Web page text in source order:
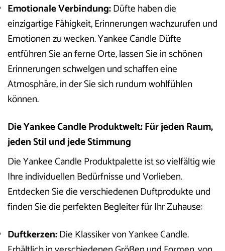
Emotionale Verbindung:Düfte haben die
einzigartige Fähigkeit, Erinnerungen wachzurufen und
Emotionen zu wecken. Yankee Candle Düfte
entführen Sie an ferne Orte, lassen Sie in schönen
Erinnerungen schwelgen und schaffen eine
Atmosphäre, in der Sie sich rundum wohlfühlen
können.
Die Yankee Candle Produktwelt: Für jeden Raum,
jeden Stil und jede Stimmung
Die Yankee Candle Produktpalette ist so vielfältig wie
Ihre individuellen Bedürfnisse und Vorlieben.
Entdecken Sie die verschiedenen Duftprodukte und
finden Sie die perfekten Begleiter für Ihr Zuhause:
Duftkerzen:Die Klassiker von Yankee Candle.